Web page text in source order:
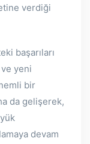
verdiği
başarıları
yeni
bir
da gelişerek,
devam